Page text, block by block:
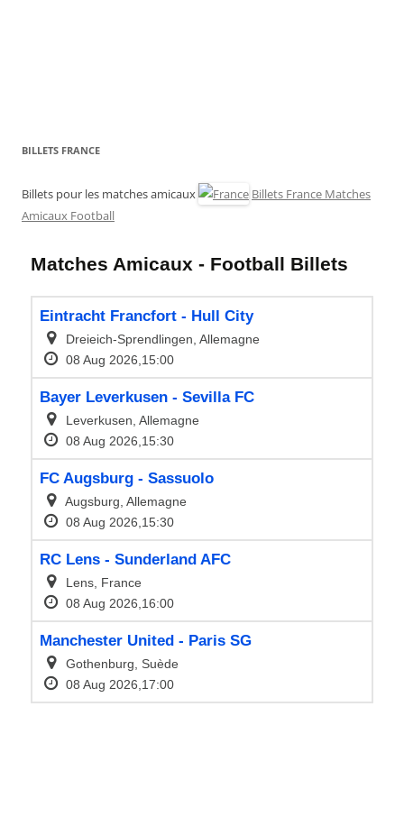
BILLETS FRANCE
Billets pour les matches amicaux
Billets France Matches
Amicaux Football